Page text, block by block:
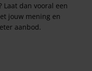
dan vooral een
jouw mening en
aanbod.